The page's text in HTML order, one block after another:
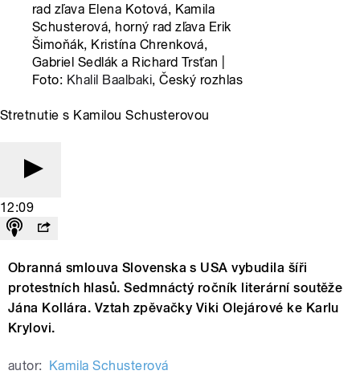
rad zľava Elena Kotová, Kamila
Schusterová, horný rad zľava Erik
Šimoňák, Kristína Chrenková,
Gabriel Sedlák a Richard Trsťan |
Foto: Khalil Baalbaki, Český rozhlas
Stretnutie s Kamilou Schusterovou
12:09
Obranná smlouva Slovenska s USA vybudila šíři
protestních hlasů. Sedmnáctý ročník literární soutěže
Jána Kollára. Vztah zpěvačky Viki Olejárové ke Karlu
Krylovi.
autor: Kamila Schusterová